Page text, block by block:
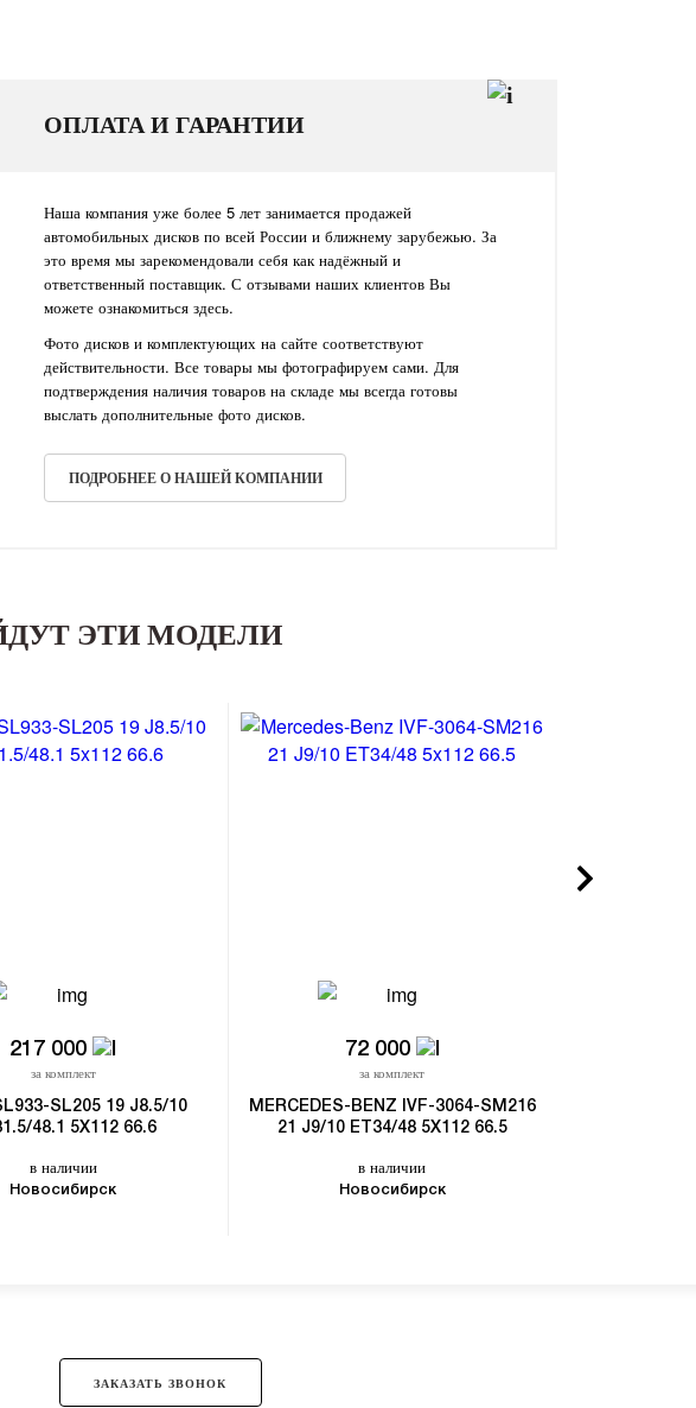
ОПЛАТА И ГАРАНТИИ
Наша компания уже более 5 лет занимается продажей
автомобильных дисков по всей России и ближнему зарубежью. За
это время мы зарекомендовали себя как надёжный и
ответственный поставщик. С отзывами наших клиентов Вы
можете ознакомиться здесь.
Фото дисков и комплектующих на сайте соответствуют
действительности. Все товары мы фотографируем сами. Для
подтверждения наличия товаров на складе мы всегда готовы
выслать дополнительные фото дисков.
ПОДРОБНЕЕ О НАШЕЙ КОМПАНИИ
ЭТИ МОДЕЛИ
217 000
за комплект
SL205 19 J8.5/10
48.1 5X112 66.6
в наличии
Новосибирск
72 000
за комплект
MERCEDES-BENZ IVF-3064-SM216
21 J9/10 ET34/48 5X112 66.5
в наличии
Новосибирск
ЗАКАЗАТЬ ЗВОНОК